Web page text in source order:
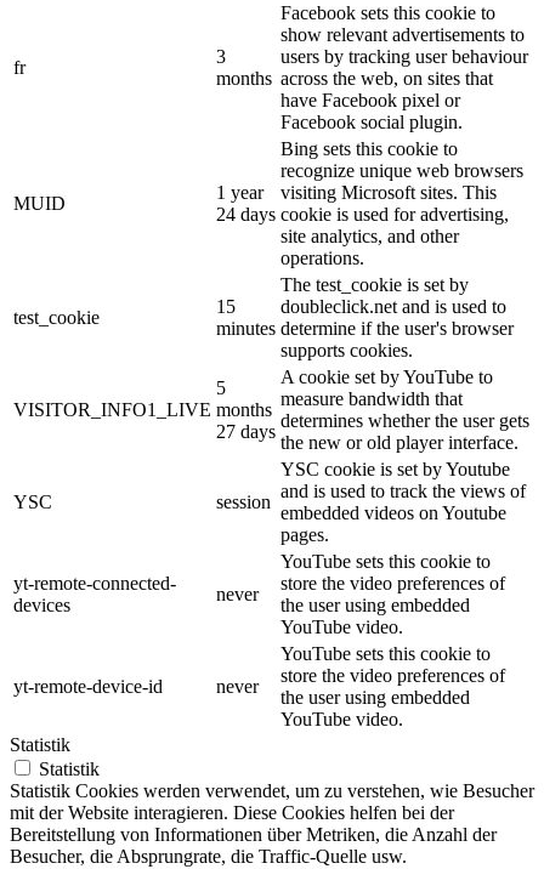
fr
3
months
Facebook sets this cookie to
show relevant advertisements to
users by tracking user behaviour
across the web, on sites that
have Facebook pixel or
Facebook social plugin.
MUID
1 year
24 days
Bing sets this cookie to
recognize unique web browsers
visiting Microsoft sites. This
cookie is used for advertising,
site analytics, and other
operations.
test_cookie
15
minutes
The test_cookie is set by
doubleclick.net and is used to
determine if the user's browser
supports cookies.
VISITOR_INFO1_LIVE
5
months
27 days
A cookie set by YouTube to
measure bandwidth that
determines whether the user gets
the new or old player interface.
YSC session
YSC cookie is set by Youtube
and is used to track the views of
embedded videos on Youtube
pages.
yt-remote-connected-
devices
never
YouTube sets this cookie to
store the video preferences of
the user using embedded
YouTube video.
yt-remote-device-id never
YouTube sets this cookie to
store the video preferences of
the user using embedded
YouTube video.
Statistik
Statistik
Statistik Cookies werden verwendet, um zu verstehen, wie Besucher
mit der Website interagieren. Diese Cookies helfen bei der
Bereitstellung von Informationen über Metriken, die Anzahl der
Besucher, die Absprungrate, die Traffic-Quelle usw.